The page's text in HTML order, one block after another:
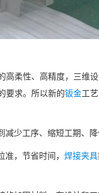
高柔性、高精度，三维
要求。所以新的钣金工
少工序、缩短工期、降
，节省时间， 焊接夹具